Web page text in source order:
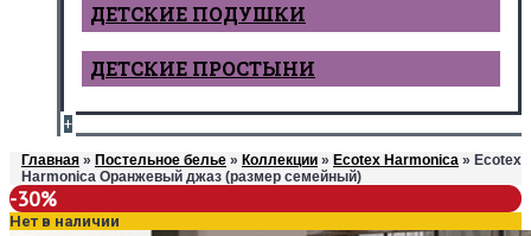
ДЕТСКИЕ ПОДУШКИ
ДЕТСКИЕ ПРОСТЫНИ
+
Главная » Постельное белье » Коллекции » Ecotex Harmonica » Ecotex
Harmonica Оранжевый джаз (размер семейный)
-30%
Нет в наличии